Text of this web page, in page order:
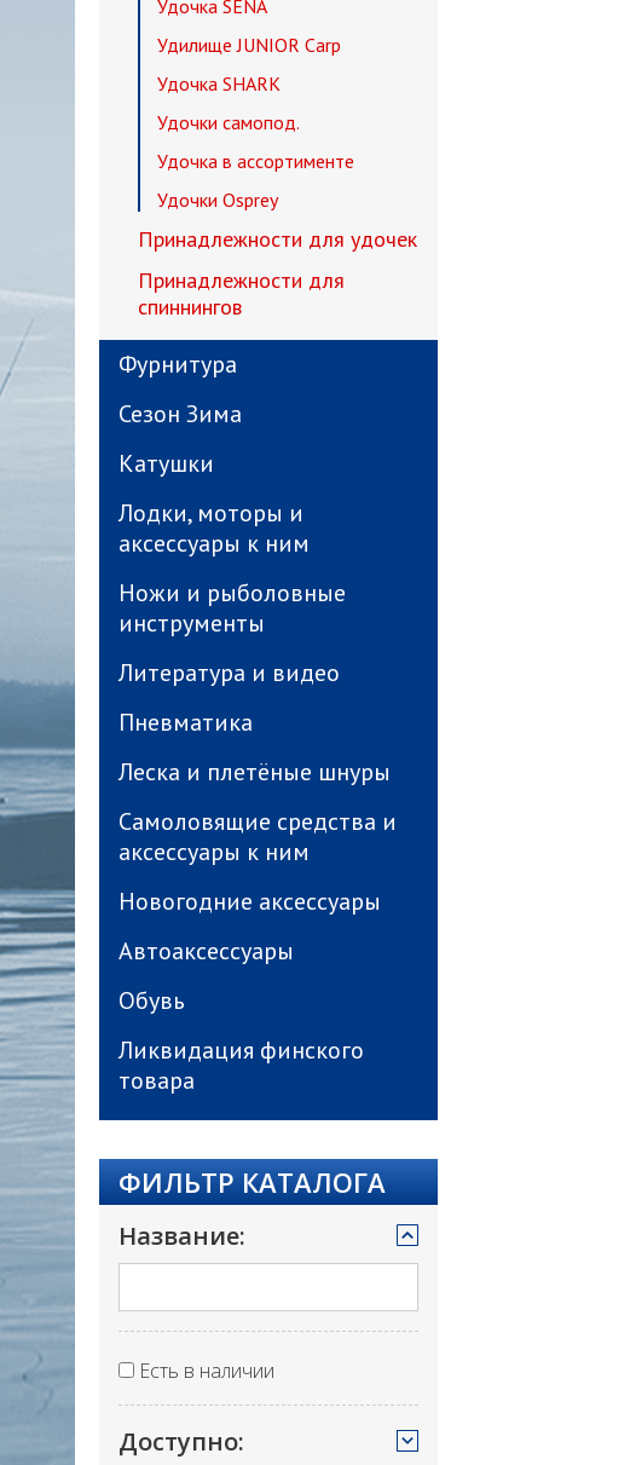
Удочка SENA
Удилище JUNIOR Carp
Удочка SHARK
Удочки самопод.
Удочка в ассортименте
Удочки Osprey
Принадлежности для удочек
Принадлежности для
спиннингов
Фурнитура
Сезон Зима
Катушки
Лодки, моторы и
аксессуары к ним
Ножи и рыболовные
инструменты
Литература и видео
Пневматика
Леска и плетёные шнуры
Самоловящие средства и
аксессуары к ним
Новогодние аксессуары
Автоаксессуары
Обувь
Ликвидация финского
товара
ФИЛЬТР КАТАЛОГА
Название:
Есть в наличии
Доступно: